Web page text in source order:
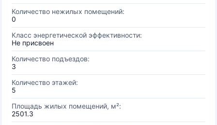
Количество нежилых помещений:
0
Класс энергетической эффективности:
Не присвоен
Количество подъездов:
3
Количество этажей:
5
Площадь жилых помещений, м²:
2501.3